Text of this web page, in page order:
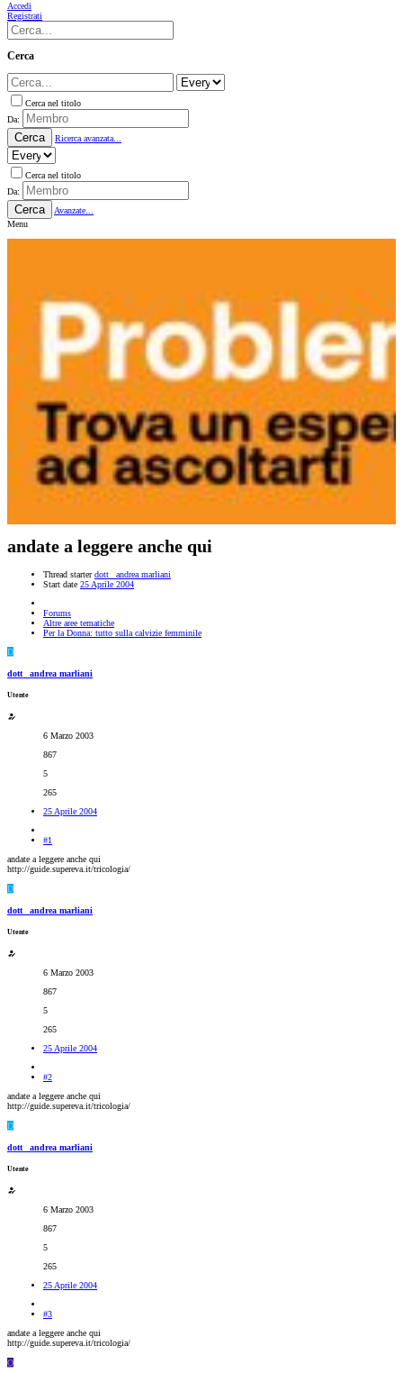
Accedi
Registrati
Cerca
Cerca nel titolo
Da:
Cerca Ricerca avanzata...
Cerca nel titolo
Da:
Cerca
Avanzate...
Menu
andate a leggere anche qui
Thread starter dott_ andrea marliani
Start date 25 Aprile 2004
Forums
Altre aree tematiche
Per la Donna: tutto sulla calvizie femminile
D
dott_ andrea marliani
Utente
6 Marzo 2003
867
5
265
25 Aprile 2004
#1
andate a leggere anche qui
http://guide.supereva.it/tricologia/
D
dott_ andrea marliani
Utente
6 Marzo 2003
867
5
265
25 Aprile 2004
#2
andate a leggere anche qui
http://guide.supereva.it/tricologia/
D
dott_ andrea marliani
Utente
6 Marzo 2003
867
5
265
25 Aprile 2004
#3
andate a leggere anche qui
http://guide.supereva.it/tricologia/
O